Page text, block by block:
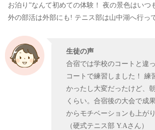
お泊り”なんて初めての体験！ 夜の景色はいつ
外の部活は外部にも! テニス部は山中湖へ行っ
生徒の声
合宿では学校のコートと違
コートで練習しました！ 練
かったし大変だったけど、
くらい。合宿後の大会で成
からモチベーションも上が
（硬式テニス部 Y.Aさん）